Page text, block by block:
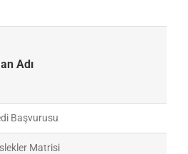
Adı
Başvurusu
Matrisi